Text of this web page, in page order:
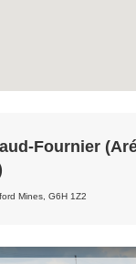
Fournier
Mines, G6H 1Z2